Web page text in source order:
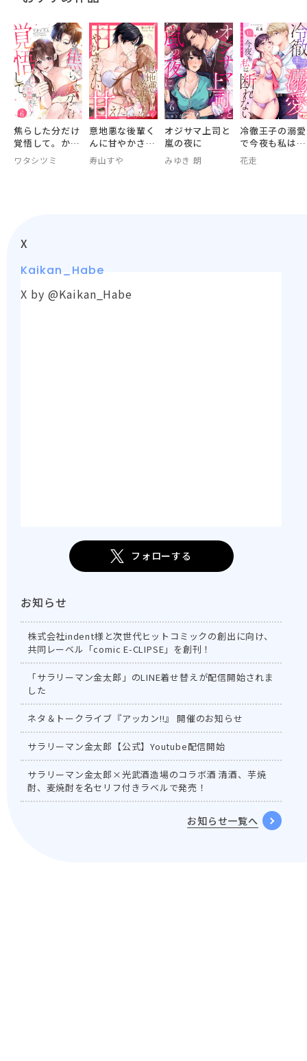
X
Kaikan_Habe
X by @Kaikan_Habe
フォローする
お知らせ
株式会社indent様と次世代ヒットコミックの創出に向け、
共同レーベル「comic E-CLIPSE」を創刊！
「サラリーマン金太郎」のLINE着せ替えが配信開始されま
した
ネタ＆トークライブ『アッカン!!』 開催のお知らせ
サラリーマン金太郎【公式】Youtube配信開始
サラリーマン金太郎×光武酒造場のコラボ酒 清酒、芋焼
酎、麦焼酎を名セリフ付きラベルで発売！
お知らせ一覧へ
焦らした分だけ
覚悟して。かわ
いい顔した幼馴
染はXL！
ワタシツミ
意地悪な後輩く
んに甘やかされ
たい、甘えた
い。
寿山すや
オジサマ上司と
嵐の夜に
みゆき 朗
冷徹王子の溺愛
で今夜も私は断
れない-この関
係は同僚以上-
花走